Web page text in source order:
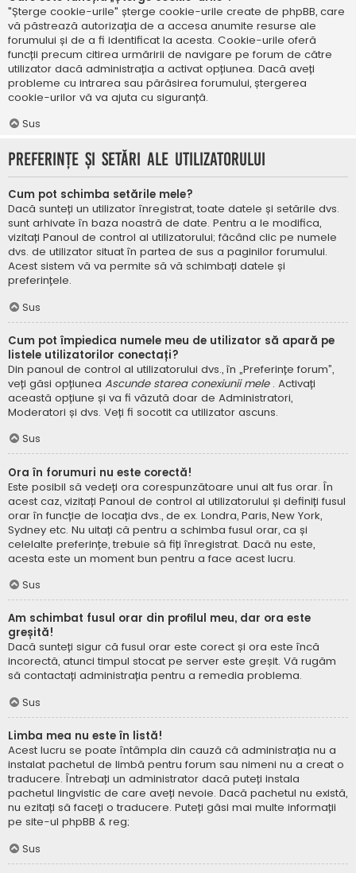
"Șterge cookie-urile" șterge cookie-urile create de phpBB, care
vă păstrează autorizația de a accesa anumite resurse ale
forumului și de a fi identificat la acesta. Cookie-urile oferă
funcții precum citirea urmăririi de navigare pe forum de către
utilizator dacă administrația a activat opțiunea. Dacă aveți
probleme cu intrarea sau părăsirea forumului, ștergerea
cookie-urilor vă va ajuta cu siguranță.
Sus
Preferințe și setări ale utilizatorului
Cum pot schimba setările mele?
Dacă sunteți un utilizator înregistrat, toate datele și setările dvs.
sunt arhivate în baza noastră de date. Pentru a le modifica,
vizitați Panoul de control al utilizatorului; făcând clic pe numele
dvs. de utilizator situat în partea de sus a paginilor forumului.
Acest sistem vă va permite să vă schimbați datele și
preferințele.
Sus
Cum pot împiedica numele meu de utilizator să apară pe
listele utilizatorilor conectați?
Din panoul de control al utilizatorului dvs., în „Preferințe forum”,
veți găsi opțiunea Ascunde starea conexiunii mele . Activați
această opțiune și va fi văzută doar de Administratori,
Moderatori și dvs. Veți fi socotit ca utilizator ascuns.
Sus
Ora în forumuri nu este corectă!
Este posibil să vedeți ora corespunzătoare unui alt fus orar. În
acest caz, vizitați Panoul de control al utilizatorului și definiți fusul
orar în funcție de locația dvs., de ex. Londra, Paris, New York,
Sydney etc. Nu uitați că pentru a schimba fusul orar, ca și
celelalte preferințe, trebuie să fiți înregistrat. Dacă nu este,
acesta este un moment bun pentru a face acest lucru.
Sus
Am schimbat fusul orar din profilul meu, dar ora este
greșită!
Dacă sunteți sigur că fusul orar este corect și ora este încă
incorectă, atunci timpul stocat pe server este greșit. Vă rugăm
să contactați administrația pentru a remedia problema.
Sus
Limba mea nu este în listă!
Acest lucru se poate întâmpla din cauză că administrația nu a
instalat pachetul de limbă pentru forum sau nimeni nu a creat o
traducere. Întrebați un administrator dacă puteți instala
pachetul lingvistic de care aveți nevoie. Dacă pachetul nu există,
nu ezitați să faceți o traducere. Puteți găsi mai multe informații
pe site-ul phpBB & reg;
Sus